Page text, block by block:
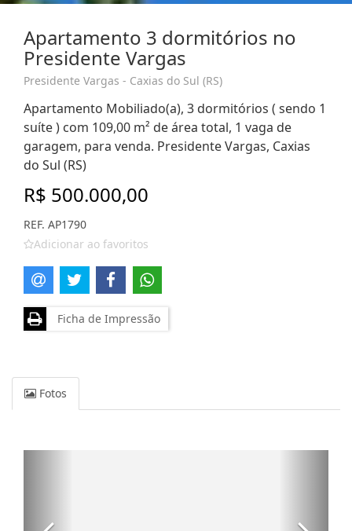
Apartamento 3 dormitórios no
Presidente Vargas
Presidente Vargas - Caxias do Sul (RS)
Apartamento Mobiliado(a), 3 dormitórios ( sendo 1
suíte ) com 109,00 m² de área total, 1 vaga de
garagem, para venda. Presidente Vargas, Caxias
do Sul (RS)
R$ 500.000,00
REF. AP1790
Adicionar ao favoritos
Ficha de Impressão
Fotos